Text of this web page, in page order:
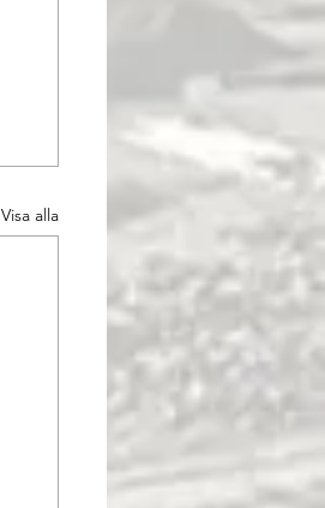
Visa alla